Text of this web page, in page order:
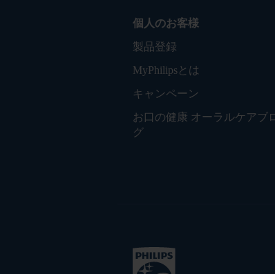
個人のお客様
製品登録
MyPhilipsとは
キャンペーン
お口の健康 オーラルケアブ
グ